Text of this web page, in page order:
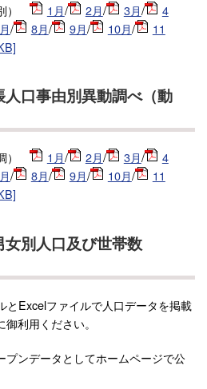
） 1月/ 2月/ 3月/
4
/ 8月/ 9月/ 10月/
11
口事由別異動調べ（動
） 1月/ 2月/ 3月/
4
/ 8月/ 9月/ 10月/
11
別人口及び世帯数
とExcelファイルで人口データを掲載
利用ください。
プンデータとしてホームページで公